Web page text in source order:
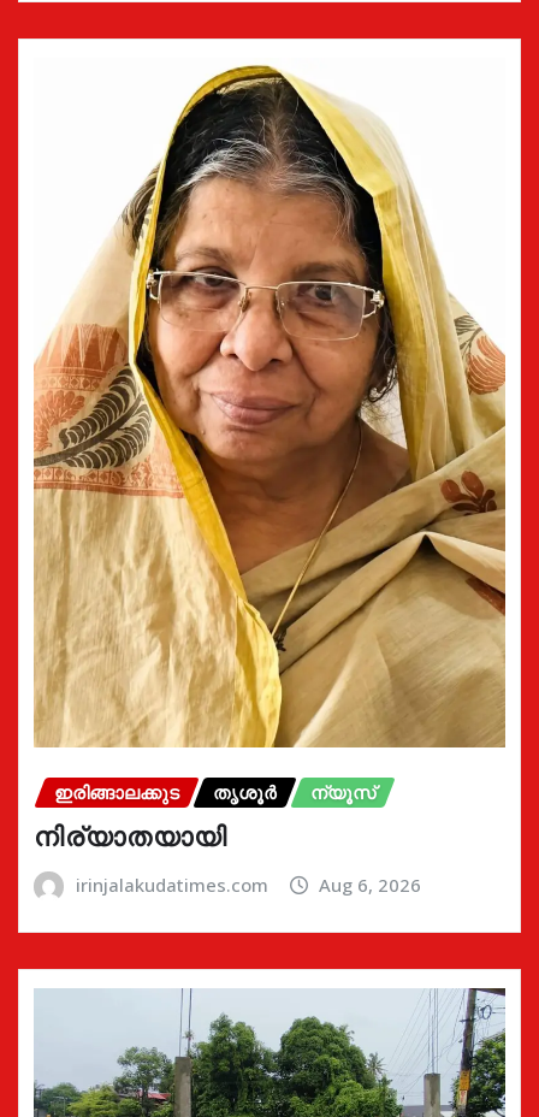
ഇരിങ്ങാലക്കുട തൃശൂർ ന്യൂസ്
നിര്യാതയായി
irinjalakudatimes.com Aug 6, 2026